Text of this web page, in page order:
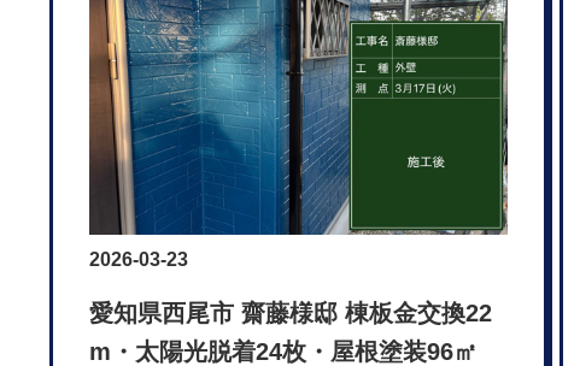
2026-03-23
愛知県西尾市 齋藤様邸 棟板金交換22
m・太陽光脱着24枚・屋根塗装96㎡